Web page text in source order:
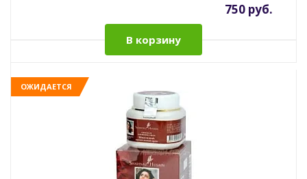
750 руб.
В корзину
ОЖИДАЕТСЯ